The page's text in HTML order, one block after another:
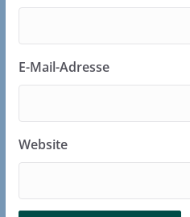
E-Mail-Adresse
Website